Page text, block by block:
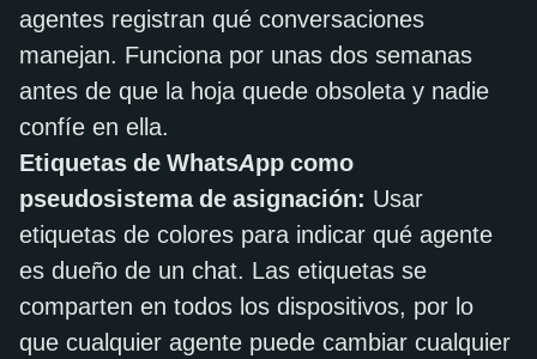
agentes registran qué conversaciones
manejan. Funciona por unas dos semanas
antes de que la hoja quede obsoleta y nadie
confíe en ella.
Etiquetas de WhatsApp como
pseudosistema de asignación: Usar
etiquetas de colores para indicar qué agente
es dueño de un chat. Las etiquetas se
comparten en todos los dispositivos, por lo
que cualquier agente puede cambiar cualquier